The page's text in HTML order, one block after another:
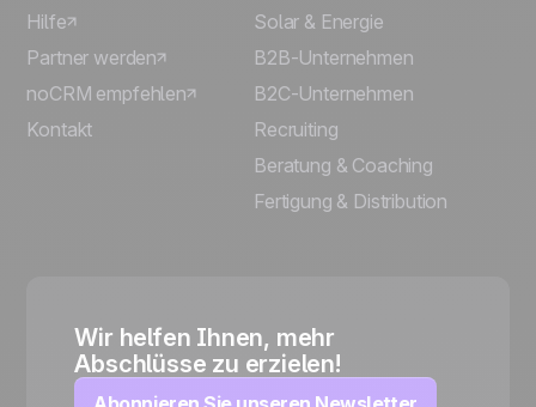
Hilfe
Partner werden
noCRM empfehlen
Kontakt
Solar & Energie
B2B-Unternehmen
B2C-Unternehmen
Recruiting
Beratung & Coaching
Fertigung & Distribution
Wir helfen Ihnen, mehr
Abschlüsse zu erzielen!